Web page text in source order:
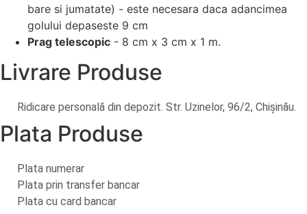
bare si jumatate) - este necesara daca adancimea
golului depaseste 9 cm
Prag telescopic - 8 cm x 3 cm x 1 m.
Livrare Produse
Ridicare personală din depozit. Str. Uzinelor, 96/2, Chișinău.
Plata Produse
Plata numerar
Plata prin transfer bancar
Plata cu card bancar